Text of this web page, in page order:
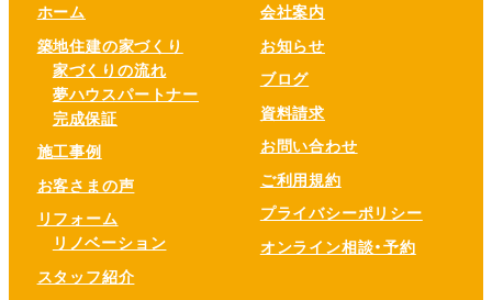
ホーム
築地住建の家づくり
家づくりの流れ
夢ハウスパートナー
完成保証
施工事例
お客さまの声
リフォーム
リノベーション
スタッフ紹介
会社案内
お知らせ
ブログ
資料請求
お問い合わせ
ご利用規約
プライバシーポリシー
オンライン相談・予約